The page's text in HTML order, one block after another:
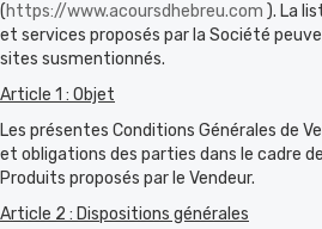
(https://www.acoursdhebreu.com ). La
et services proposés par la Société
sites susmentionnés.
Article 1 : Objet
Les présentes Conditions Générales de
et obligations des parties dans le cadre
Produits proposés par le Vendeur.
Article 2 : Dispositions générales